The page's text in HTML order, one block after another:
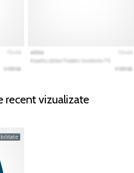
recent vizualizate